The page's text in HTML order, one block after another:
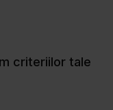
criteriilor tale